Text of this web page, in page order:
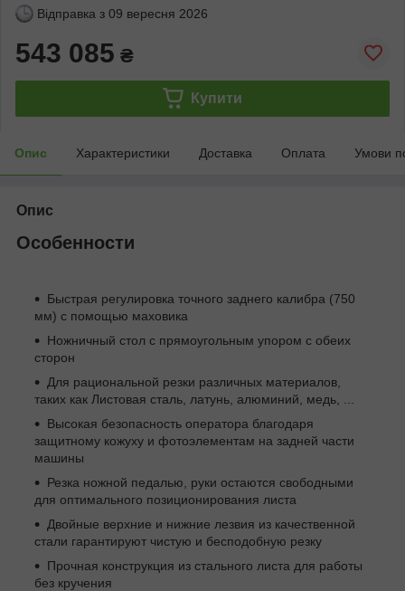
Відправка з 09 вересня 2026
543 085 ₴
Купити
Опис Характеристики Доставка Оплата Умови
Опис
Особенности
Быстрая регулировка точного заднего калибра (750
мм) с помощью маховика
Ножничный стол с прямоугольным упором с обеих
сторон
Для рациональной резки различных материалов,
таких как Листовая сталь, латунь, алюминий, медь, ...
Высокая безопасность оператора благодаря
защитному кожуху и фотоэлементам на задней части
машины
Резка ножной педалью, руки остаются свободными
для оптимального позиционирования листа
Двойные верхние и нижние лезвия из качественной
стали гарантируют чистую и бесподобную резку
Прочная конструкция из стального листа для работы
без кручения